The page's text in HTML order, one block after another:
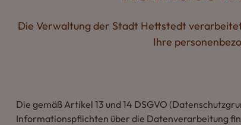
Die Verwaltung der Stadt Hettstedt
Ihre
Die gemäß Artikel 13 und 14 DSGVO
Informationspflichten über die Datenverarbeitung